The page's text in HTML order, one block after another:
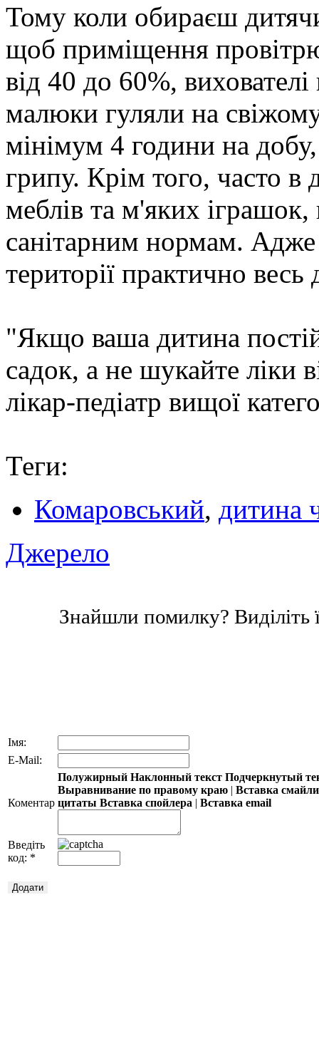
Тому коли обираєш
щоб приміщення
від 40 до 60%,
малюки гуляли на
мінімум 4 години на
грипу. Крім того, часто в
меблів та м'яких
санітарним нормам. Адже
території практично весь
"Якщо ваша дитина
садок, а не шукайте ліки
лікар-педіатр вищої
Теги:
Комаровський, дитина
Джерело
Знайшли помилку? Виділіть
Імя:
E-Mail:
Коментар
Полужирный Наклонный текст Подчеркнутый
Выравнивание по правому краю | Вставка
цитаты Вставка спойлера | Вставка email
Введіть
код: *